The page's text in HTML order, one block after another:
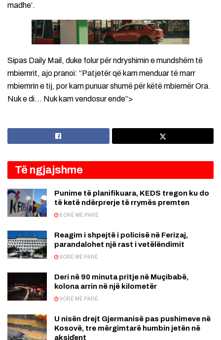
madhe’.
Sipas Daily Mail, duke folur për ndryshimin e mundshëm të
mbiemrit, ajo pranoi: “Patjetër që kam menduar të marr
mbiemrin e tij, por kam punuar shumë për këtë mbiemër Ora.
Nuk e di… Nuk kam vendosur ende”>
Të ngjajshme
Punime të planifikuara, KEDS tregon ku do
të ketë ndërprerje të rrymës premten
8 ORË MË PARË
Reagim i shpejtë i policisë në Ferizaj,
parandalohet një rast i vetëlëndimit
9 ORË MË PARË
Deri në 90 minuta pritje në Muçibabë,
kolona arrin në një kilometër
9 ORË MË PARË
U nisën drejt Gjermanisë pas pushimeve në
Kosovë, tre mërgimtarë humbin jetën në
aksiďent